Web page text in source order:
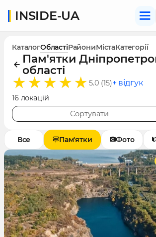
INSIDE-UA
КаталогОбластіРайониМістаКатегорії
Пам'ятки
області
5.0 (15)+ відгук
16 локацій
Сортувати
Все Пам'ятки Фото